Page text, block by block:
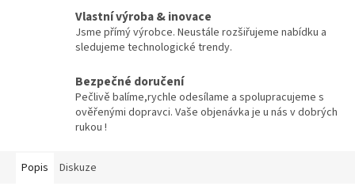
Vlastní výroba & inovace
Jsme přímý výrobce. Neustále rozšiřujeme nabídku a
sledujeme technologické trendy.
Bezpečné doručení
Pečlivě balíme,rychle odesílame a spolupracujeme s
ověřenými dopravci. Vaše objenávka je u nás v dobrých
rukou !
Popis Diskuze